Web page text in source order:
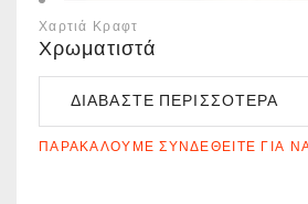
Χαρτιά Κραφτ
Χρωματιστά
ΔΙΑΒΆΣΤΕ ΠΕΡΙΣΣΌΤΕΡΑ
ΠΑΡΑΚΑΛΟΎΜΕ ΣΥΝΔΕΘΕΊΤΕ ΓΙΑ ΝΑ